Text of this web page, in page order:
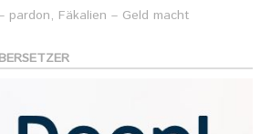
Fäkalien – Geld macht